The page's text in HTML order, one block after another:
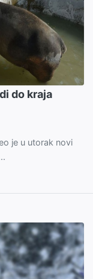
do kraja
je u utorak novi